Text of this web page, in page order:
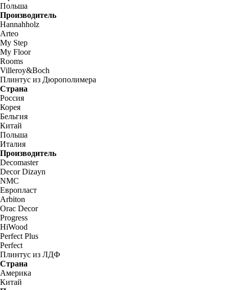
Польша
Производитель
Hannahholz
Arteo
My Step
My Floor
Rooms
Villeroy&Boch
Плинтус из Дюрополимера
Страна
Россия
Корея
Бельгия
Китай
Польша
Италия
Производитель
Decomaster
Decor Dizayn
NMC
Европласт
Arbiton
Orac Decor
Progress
HiWood
Perfect Plus
Perfect
Плинтус из ЛДФ
Страна
Америка
Китай